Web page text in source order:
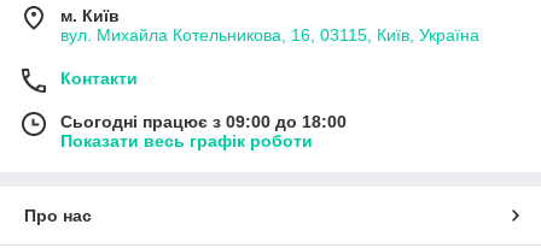
м. Київ
вул. Михайла Котельникова, 16, 03115, Київ, Україна
Контакти
Сьогодні працює з 09:00 до 18:00
Показати весь графік роботи
Про нас